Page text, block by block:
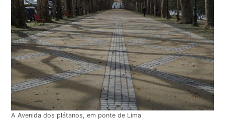
A Avenida dos plátanos, em ponte de Lima